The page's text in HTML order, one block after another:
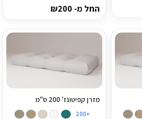
החל מ- ₪200
מזרן קפיטונז' 200 ס"מ
+200